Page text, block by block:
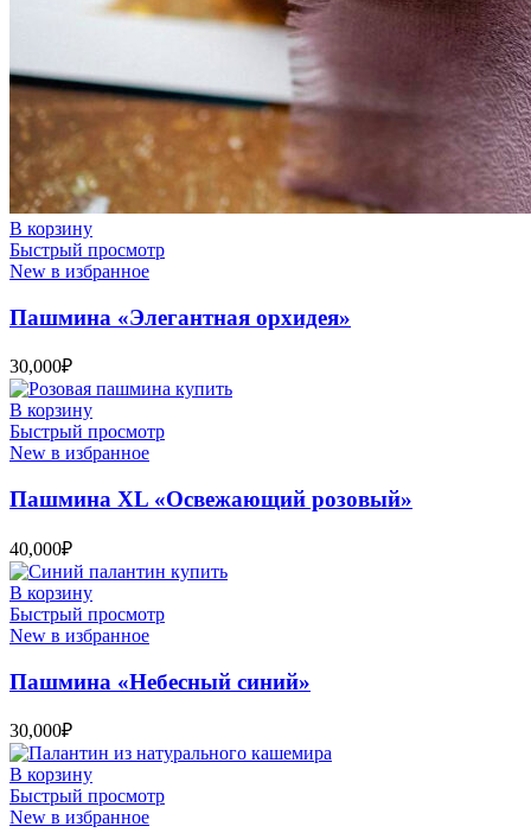
В корзину
Быстрый просмотр
New в избранное
Пашмина «Элегантная орхидея»
30,000₽
В корзину
Быстрый просмотр
New в избранное
Пашмина XL «Освежающий розовый»
40,000₽
В корзину
Быстрый просмотр
New в избранное
Пашмина «Небесный синий»
30,000₽
В корзину
Быстрый просмотр
New в избранное